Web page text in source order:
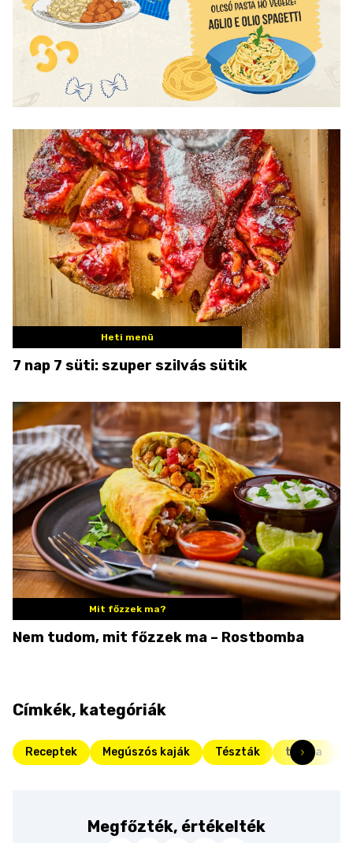
Heti menü
7 nap 7 süti: szuper szilvás sütik
Mit főzzek ma?
Nem tudom, mit főzzek ma – Rostbomba
Címkék, kategóriák
Receptek Megúszós kaják Tészták tészta
Megfőzték, értékelték